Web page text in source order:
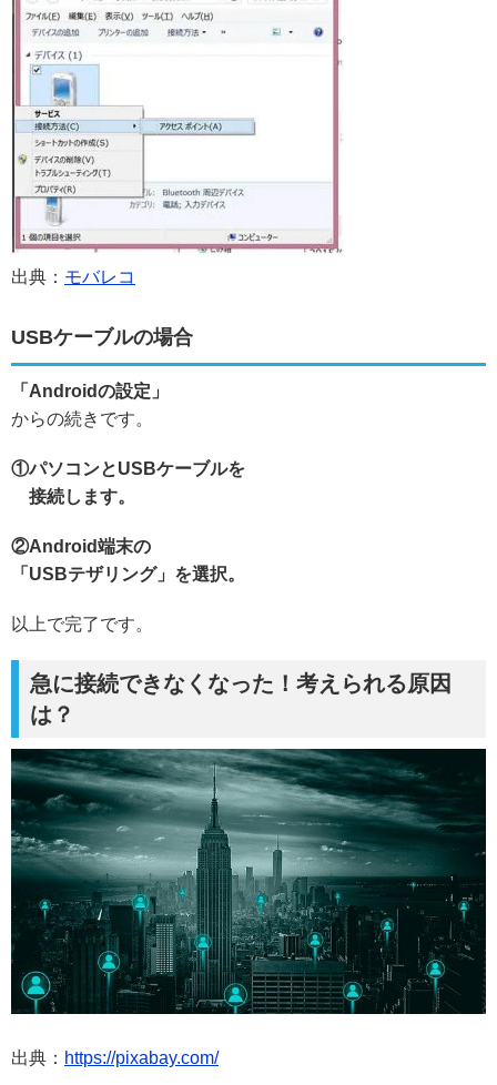
出典： モバレコ
USBケーブルの場合
「Androidの設定」
からの続きです。
①パソコンとUSBケーブルを
接続します。
②Android端末の
「USBテザリング」を選択。
以上で完了です。
急に接続できなくなった！考えられる原因
は？
出典： https://pixabay.com/